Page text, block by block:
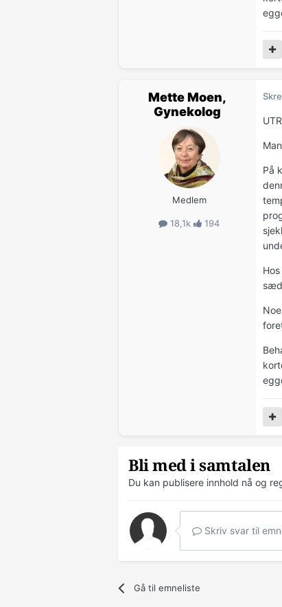
Mette Moen,
Gynekolog
Medlem
18,1k 194
På
Bli med i samtalen
Du kan publisere innhold nå og
Skriv svar til
Gå til emneliste